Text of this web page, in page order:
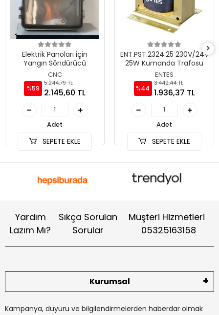
Elektrik Panoları için
Yangın Söndürücü
CNC
%59
5.244,79 TL
2.145,60 TL
Adet
SEPETE EKLE
ENT.PST.2324.25 230V/24V
25W Kumanda Trafosu
ENTES
%44
3.442,44 TL
1.936,37 TL
Adet
SEPETE EKLE
Yardım
Lazım Mı?
Sıkça Sorulan
Sorular
Müşteri Hizmetleri
05325163158
Kurumsal
Kampanya, duyuru ve bilgilendirmelerden haberdar olmak